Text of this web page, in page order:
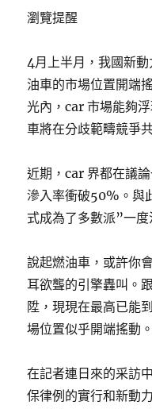
瀏覽提醒
4月上半月，我國新
油車的市場位置開端
光內，car 市場能夠
車將在分歧範疇競爭
近期，car 界都在議
滲入率衝破50%。與
式成為了多數派”一
說起燃油車，或許你
耳欲聾的引擎轟叫。
陞，現現在最高已能
場位置似乎開端搖動。
在記者連日來的采訪
保律例的實行和新動